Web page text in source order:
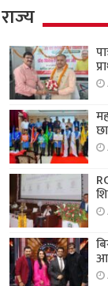
राज्य